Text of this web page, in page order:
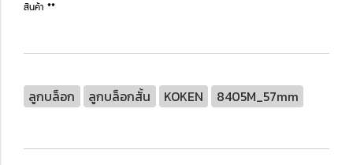
สินค้า **
ลูกบล็อก ลูกบล็อกสั้น KOKEN 8405M_57mm